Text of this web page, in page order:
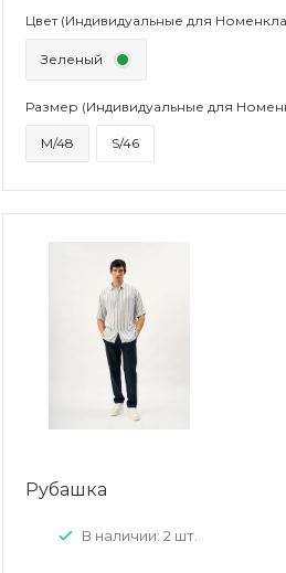
Цвет (Индивидуальные для
Зеленый
Размер (Индивидуальные для
M/48 S/46
Рубашка
В наличии: 2 шт.